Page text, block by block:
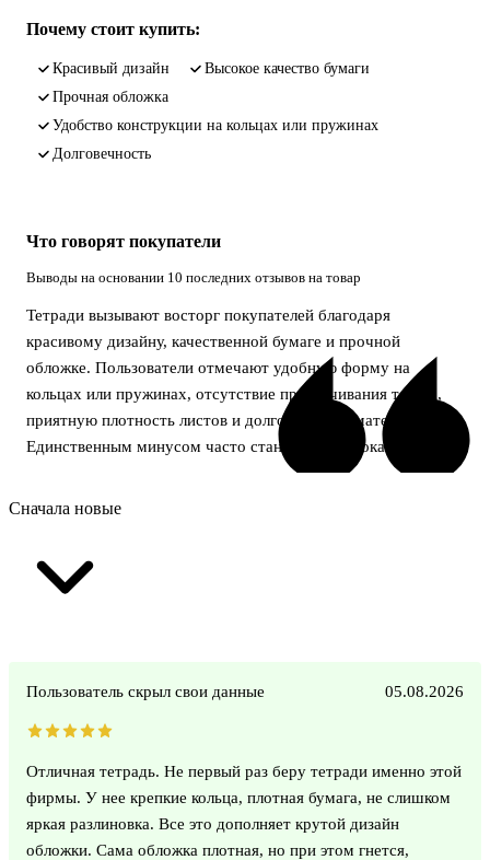
Почему стоит купить:
Красивый дизайн
Высокое качество бумаги
Прочная обложка
Удобство конструкции на кольцах или пружинах
Долговечность
Что говорят покупатели
Выводы на основании 10 последних отзывов на товар
Тетради вызывают восторг покупателей благодаря
красивому дизайну, качественной бумаге и прочной
обложке. Пользователи отмечают удобную форму на
кольцах или пружинах, отсутствие просвечивания текста,
приятную плотность листов и долговечность материала.
Единственным минусом часто становится высокая цена.
Сначала новые
Пользователь скрыл свои данные 05.08.2026
Отличная тетрадь. Не первый раз беру тетради именно этой
фирмы. У нее крепкие кольца, плотная бумага, не слишком
яркая разлиновка. Все это дополняет крутой дизайн
обложки. Сама обложка плотная, но при этом гнется,